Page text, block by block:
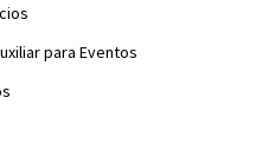
para Eventos